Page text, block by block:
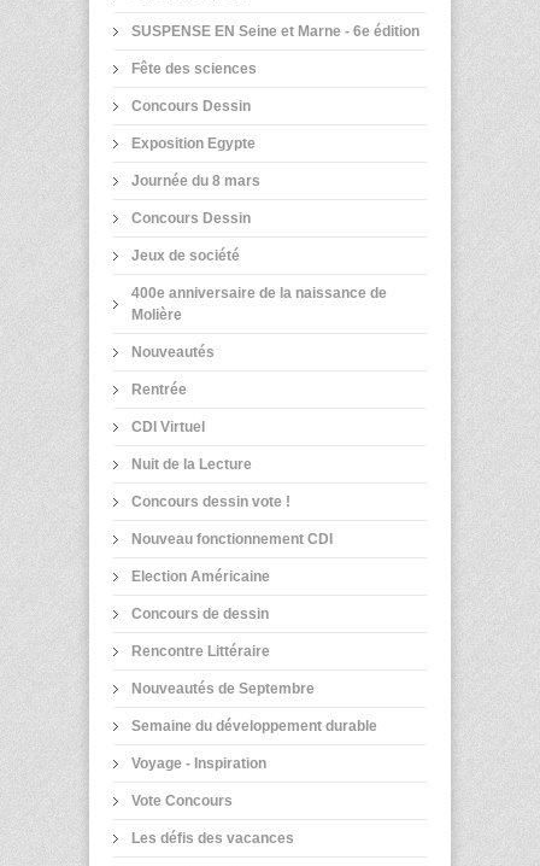
SUSPENSE EN Seine et Marne - 6e édition
Fête des sciences
Concours Dessin
Exposition Egypte
Journée du 8 mars
Concours Dessin
Jeux de société
400e anniversaire de la naissance de
Molière
Nouveautés
Rentrée
CDI Virtuel
Nuit de la Lecture
Concours dessin vote !
Nouveau fonctionnement CDI
Election Américaine
Concours de dessin
Rencontre Littéraire
Nouveautés de Septembre
Semaine du développement durable
Voyage - Inspiration
Vote Concours
Les défis des vacances